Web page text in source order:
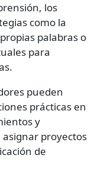
los
como la
palabras o
para
pueden
prácticas en
y
proyectos
de